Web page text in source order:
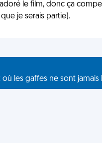
le film, donc ça
je serais partie).
les gaffes ne sont jamais